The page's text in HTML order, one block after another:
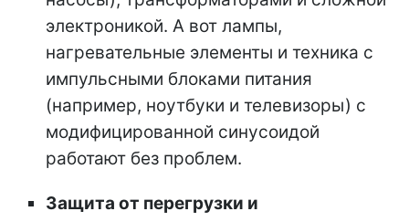
электроникой. А вот лампы,
нагревательные элементы и техника с
импульсными блоками питания
(например, ноутбуки и телевизоры) с
модифицированной синусоидой
работают без проблем.
Защита от перегрузки и